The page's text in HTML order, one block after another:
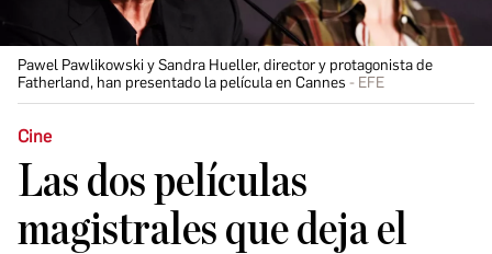
Pawel Pawlikowski y Sandra Hueller, director y protagonista de
Fatherland, han presentado la película en Cannes
EFE
Cine
Las dos películas
magistrales que deja el